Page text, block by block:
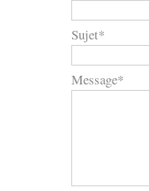
Sujet*
Message*